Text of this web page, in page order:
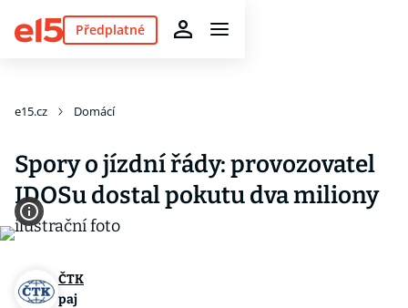
Předplatné
e15.cz Domácí
Spory o jízdní řády: provozovatel
IDOSu dostal pokutu dva miliony
ČTK
paj